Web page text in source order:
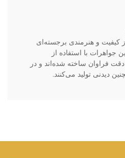
کیفیت و هنرمندی برجسته‌ای
جواهرات با استفاده از
دقت فراوان ساخته شده‌اند و در
دیدنی تولید می‌کنند.